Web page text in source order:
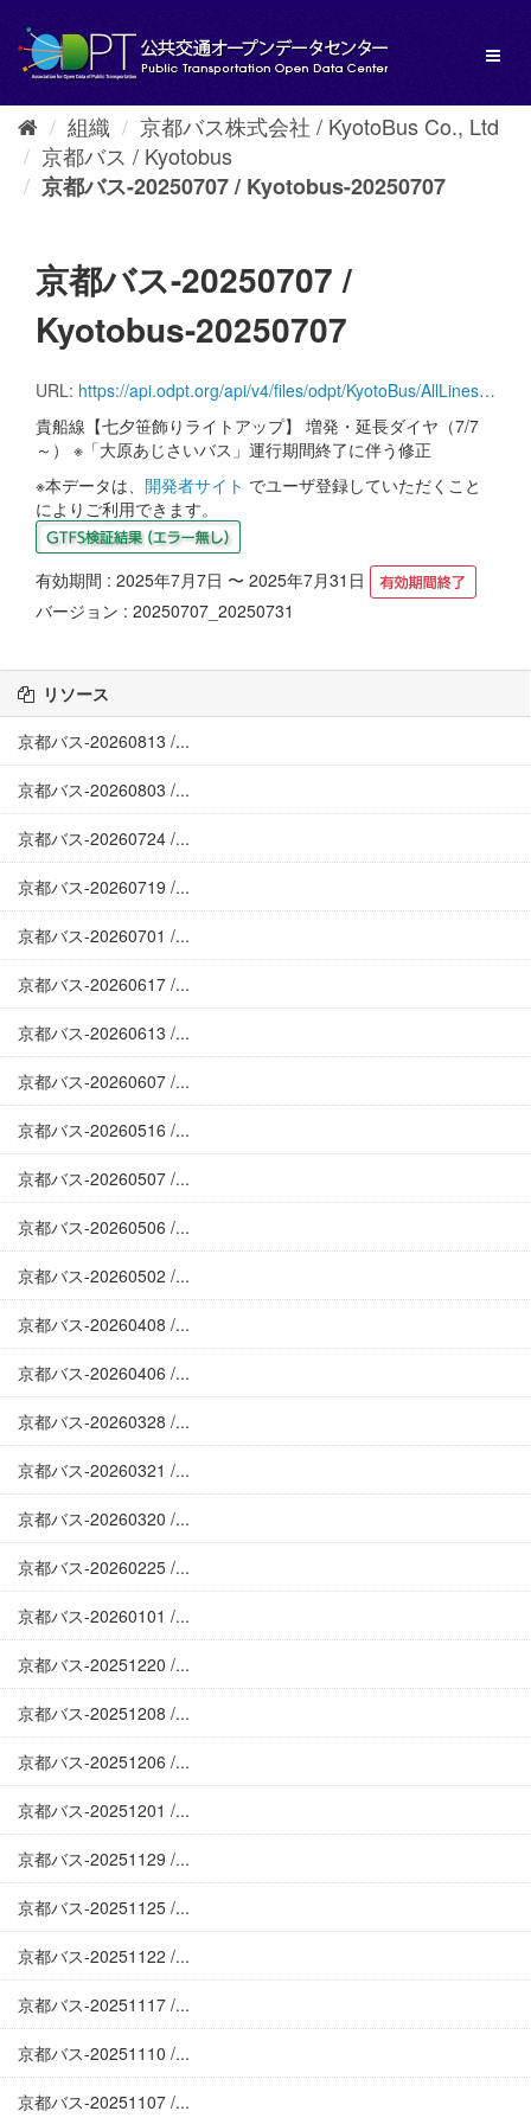
し
組織
京都バス株式会社 / KyotoBus Co., Ltd
京都バス / Kyotobus
京都バス-20250707 / Kyotobus-20250707
京都バス-20250707 /
Kyotobus-20250707
URL: https://api.odpt.org/api/v4/files/odpt/KyotoBus/AllLinesAnotherversion.zip?date=20250707&acl:consumerKey=[アクセストークン/YOUR_ACCESS_TOKEN]
貴船線【七夕笹飾りライトアップ】 増発・延長ダイヤ（7/7
～） ※「大原あじさいバス」運行期間終了に伴う修正
※本データは、 開発者サイト でユーザ登録していただくこと
によりご利用できます。
有効期間 : 2025年7月7日 〜 2025年7月31日
バージョン : 20250707_20250731
リソース
京都バス-20260813 /...
京都バス-20260803 /...
京都バス-20260724 /...
京都バス-20260719 /...
京都バス-20260701 /...
京都バス-20260617 /...
京都バス-20260613 /...
京都バス-20260607 /...
京都バス-20260516 /...
京都バス-20260507 /...
京都バス-20260506 /...
京都バス-20260502 /...
京都バス-20260408 /...
京都バス-20260406 /...
京都バス-20260328 /...
京都バス-20260321 /...
京都バス-20260320 /...
京都バス-20260225 /...
京都バス-20260101 /...
京都バス-20251220 /...
京都バス-20251208 /...
京都バス-20251206 /...
京都バス-20251201 /...
京都バス-20251129 /...
京都バス-20251125 /...
京都バス-20251122 /...
京都バス-20251117 /...
京都バス-20251110 /...
京都バス-20251107 /...